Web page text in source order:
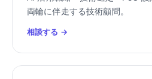
両輪に伴走する技術顧問。
相談する →